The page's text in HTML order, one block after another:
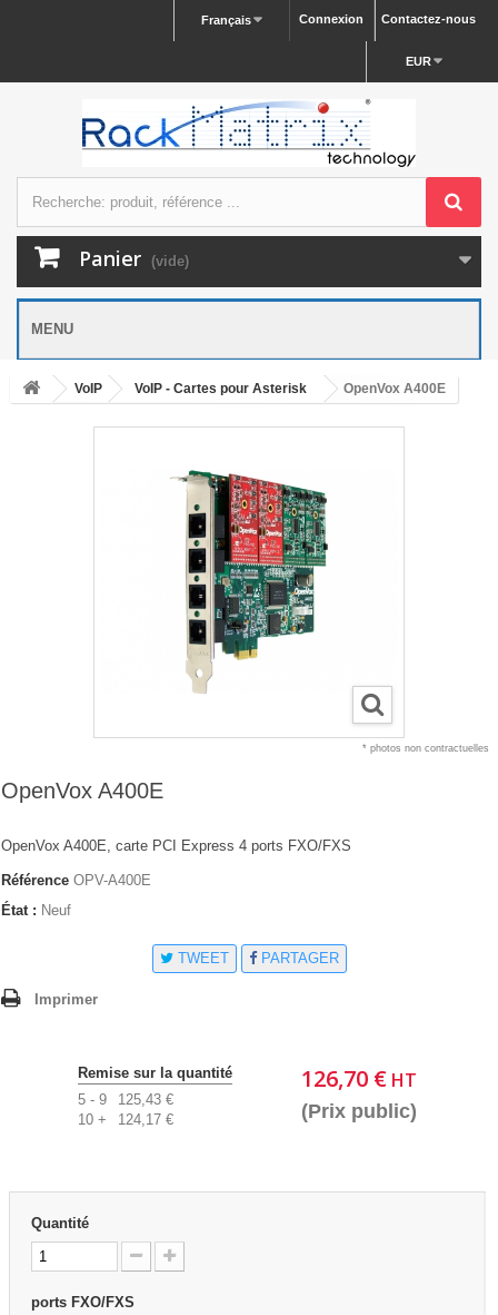
Contactez-nous
Connexion
Français
EUR
Panier (vide)
MENU
VoIP VoIP - Cartes pour Asterisk OpenVox A400E
* photos non contractuelles
OpenVox A400E
OpenVox A400E, carte PCI Express 4 ports FXO/FXS
Référence OPV-A400E
État : Neuf
TWEET PARTAGER
Imprimer
126,70 € HT
(Prix public)
Remise sur la quantité
5 - 9
125,43 €
10 +
124,17 €
Quantité
ports FXO/FXS